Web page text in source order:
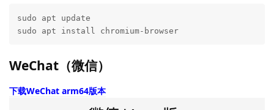
sudo apt update
sudo apt install chromium-browser
WeChat（微信）
下载WeChat arm64版本